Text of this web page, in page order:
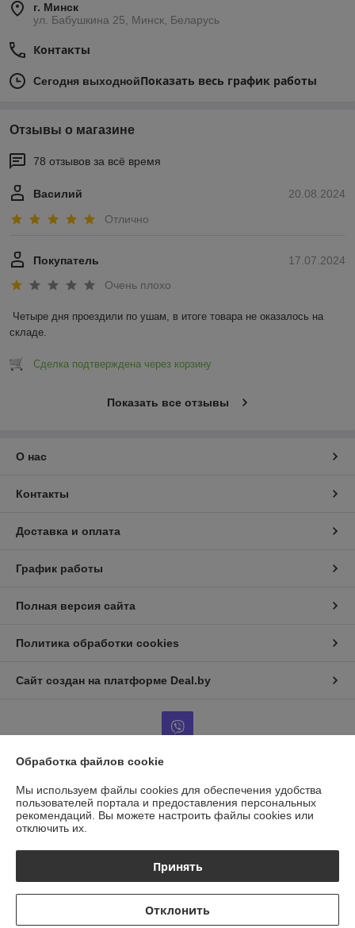
г. Минск
ул. Бабушкина 25, Минск, Беларусь
Контакты
Сегодня выходнойПоказать весь график работы
Отзывы о магазине
78 отзывов за всё время
20.08.2024
Василий
Отлично
17.07.2024
Покупатель
Очень плохо
Четыре дня проездили по ушам, в итоге товара не оказалось на
складе.
Сделка подтверждена через корзину
Показать все отзывы
О нас
Контакты
Доставка и оплата
График работы
Полная версия сайта
Политика обработки cookies
Сайт создан на платформе Deal.by
Информация для покупателя
Юридическое лицо:ООО "ГАЗАВТОТОРГ"
г.Минск, ул.Бабушкина д.25, каб14
Регистрационный номер ЕГР: 193958856
Регистрационный орган: Минский горисполком
Дата регистрации компании: 27.01.2026
Обработка файлов cookie
Мы используем файлы cookies для обеспечения удобства
пользователей портала и предоставления персональных
рекомендаций. Вы можете настроить файлы cookies или
отключить их.
Принять
Отклонить